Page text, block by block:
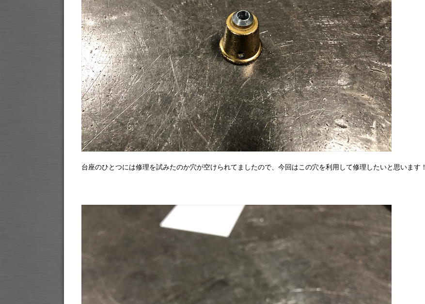
台座のひとつには修理を試みたのか穴が空けられてましたので、今回はこの穴を利用して修理したいと思います！